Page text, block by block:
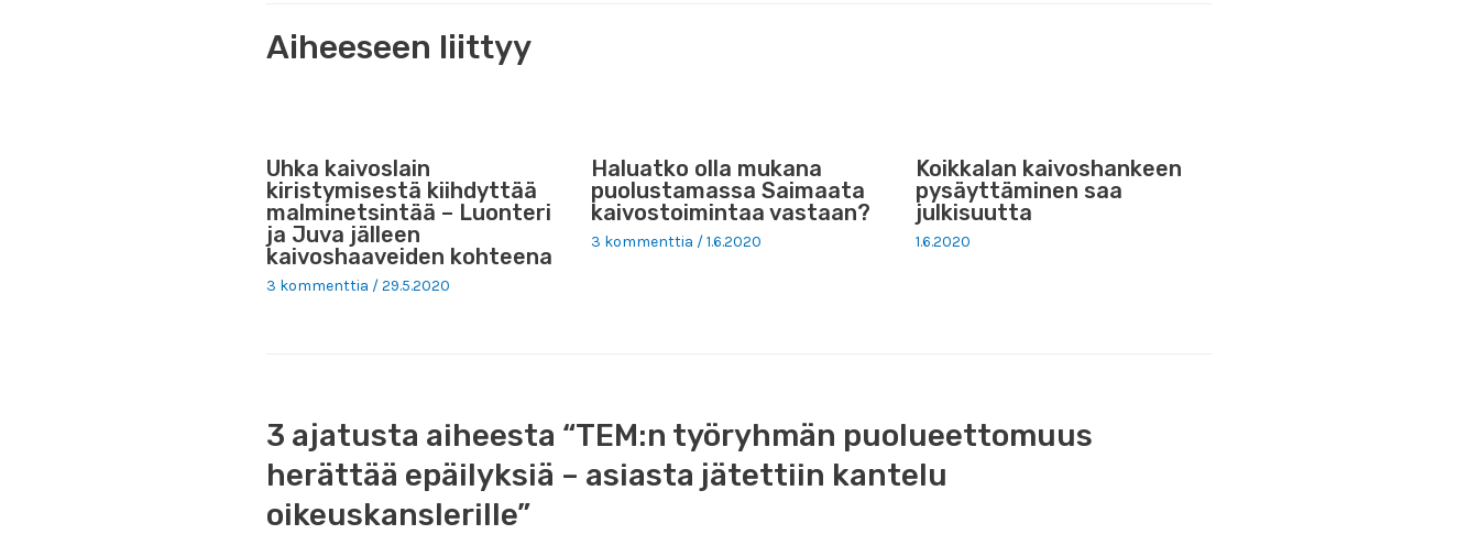
Aiheeseen liittyy
Uhka kaivoslain
kiristymisestä kiihdyttää
malminetsintää – Luonteri
ja Juva jälleen
kaivoshaaveiden kohteena
3 kommenttia /29.5.2020
Haluatko olla mukana
puolustamassa Saimaata
kaivostoimintaa vastaan?
3 kommenttia /1.6.2020
Koikkalan kaivoshankeen
pysäyttäminen saa
julkisuutta
1.6.2020
3 ajatusta aiheesta “TEM:n työryhmän puolueettomuus
herättää epäilyksiä – asiasta jätettiin kantelu
oikeuskanslerille”